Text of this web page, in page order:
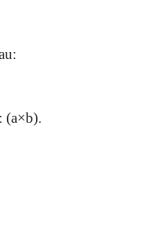
(a×b).